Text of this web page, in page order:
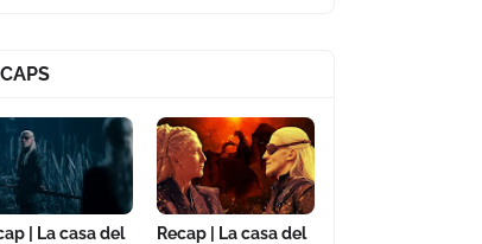
| La casa del
Recap | La casa del